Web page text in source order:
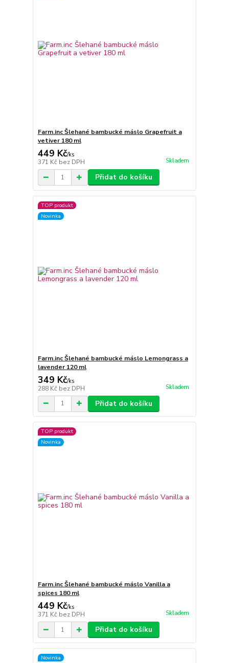
Farm.inc Šlehané bambucké máslo Grapefruit a
vetiver 180 ml
449 Kč/ks
371 Kč bez DPH Skladem
Přidat do košíku
TOP produkt
Novinka
Farm.inc Šlehané bambucké máslo Lemongrass a
lavender 120 ml
349 Kč/ks
288 Kč bez DPH Skladem
Přidat do košíku
TOP produkt
Novinka
Farm.inc Šlehané bambucké máslo Vanilla a
spices 180 ml
449 Kč/ks
371 Kč bez DPH Skladem
Přidat do košíku
Novinka